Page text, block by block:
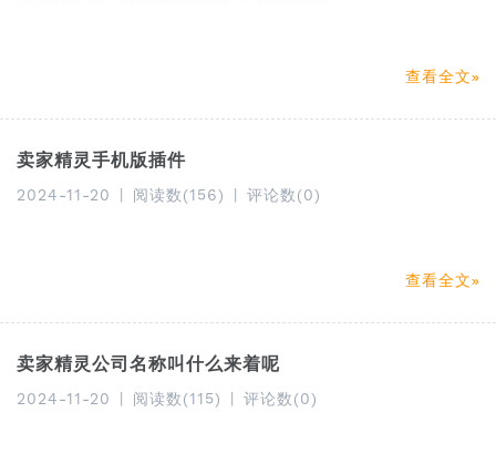
查看全文
卖家精灵手机版插件
2024-11-20 阅读数(156) 评论数(0)
查看全文
卖家精灵公司名称叫什么来着呢
2024-11-20 阅读数(115) 评论数(0)